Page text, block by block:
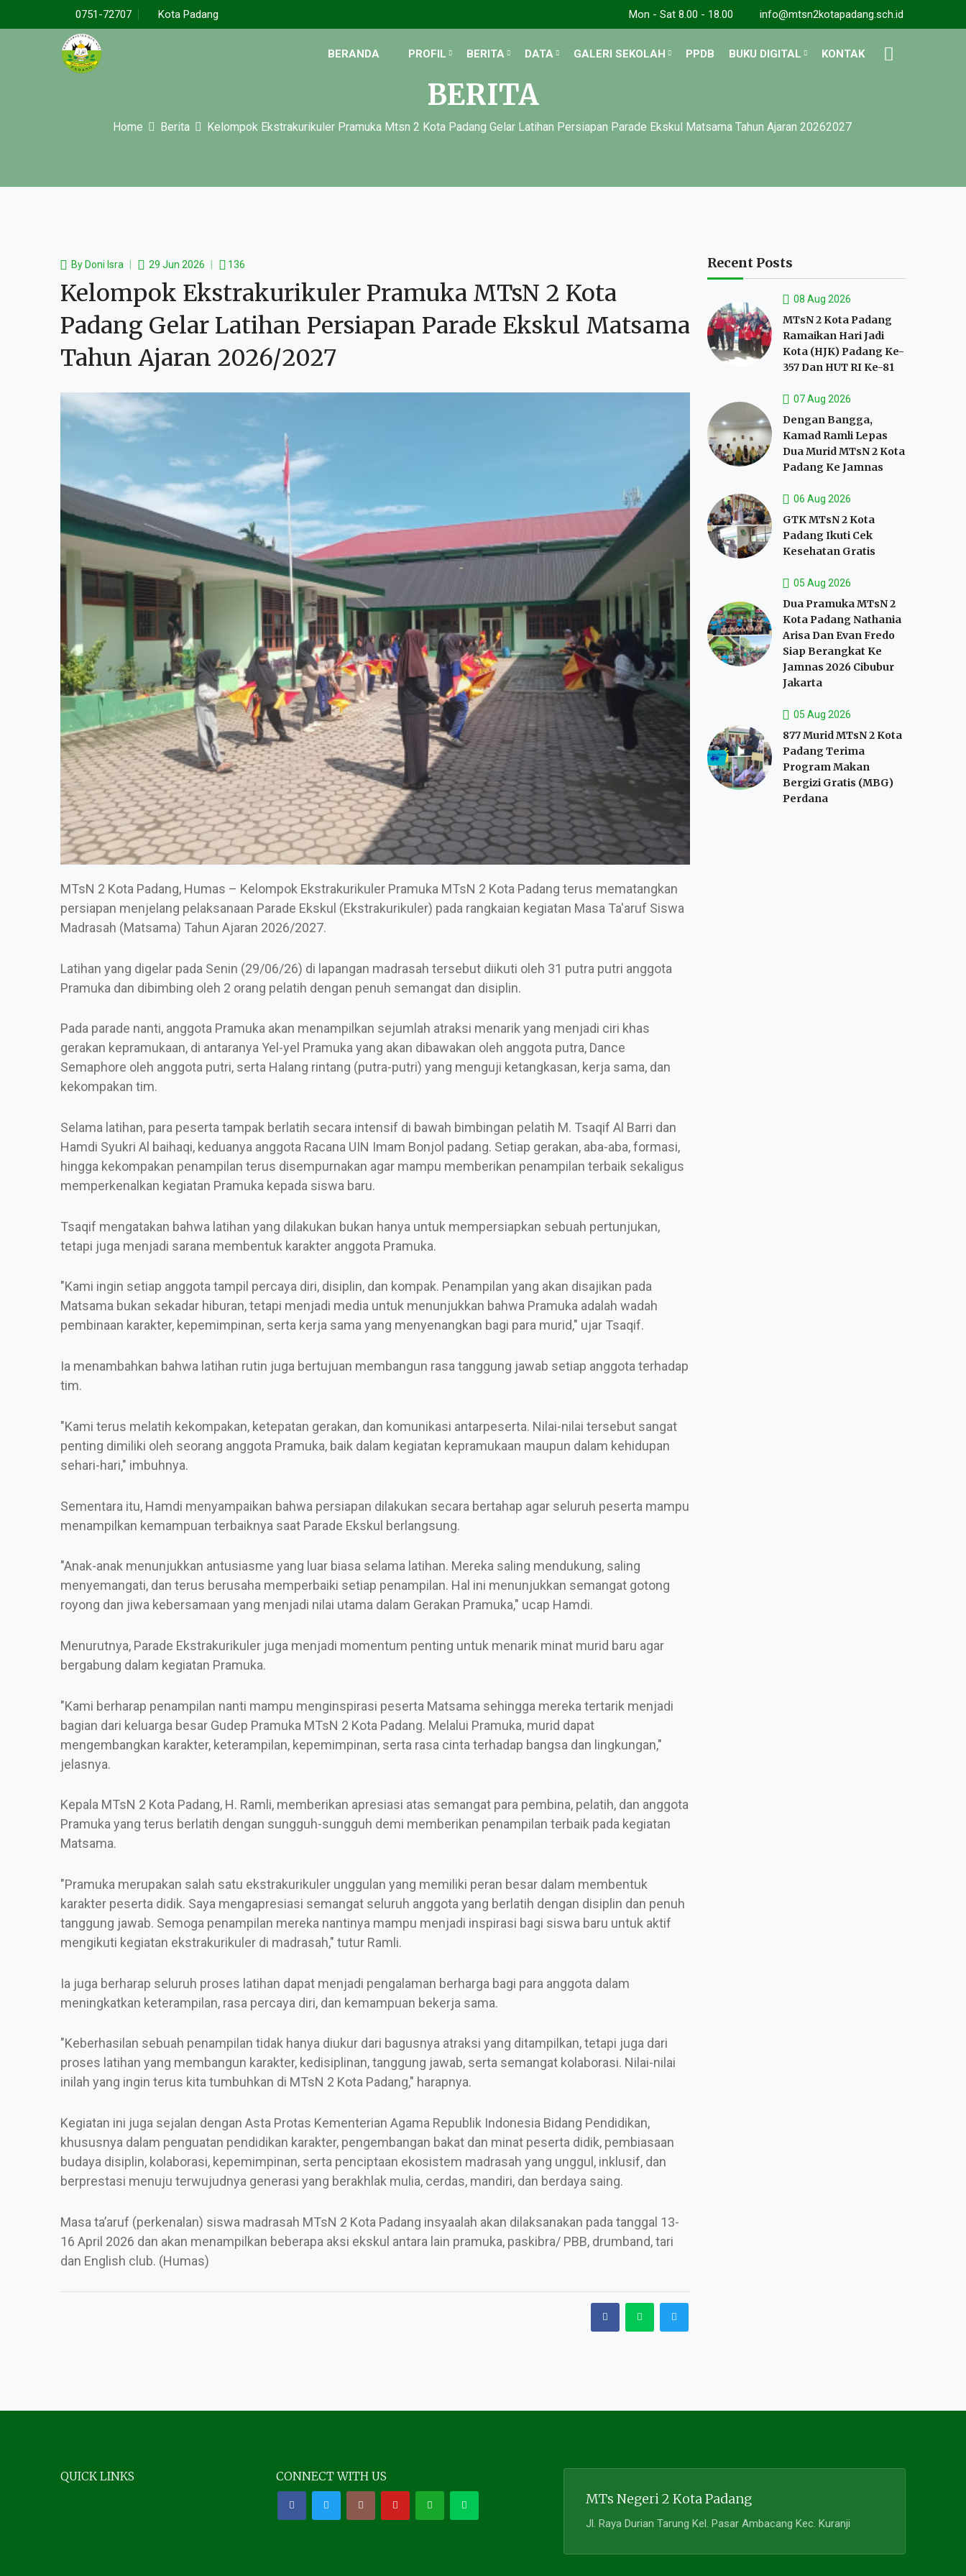
0751-72707 Kota Padang Mon - Sat 8.00 - 18.00 info@mtsn2kotapadang.sch.id
BERANDA PROFIL BERITA DATA GALERI SEKOLAH PPDB BUKU DIGITAL KONTAK
BERITA
Home Berita Kelompok Ekstrakurikuler Pramuka Mtsn 2 Kota Padang Gelar Latihan Persiapan Parade Ekskul Matsama Tahun Ajaran 20262027
By Doni Isra 29 Jun 2026 136
Kelompok Ekstrakurikuler Pramuka MTsN 2 Kota
Padang Gelar Latihan Persiapan Parade Ekskul Matsama
Tahun Ajaran 2026/2027
MTsN 2 Kota Padang, Humas – Kelompok Ekstrakurikuler Pramuka MTsN 2 Kota Padang terus mematangkan
persiapan menjelang pelaksanaan Parade Ekskul (Ekstrakurikuler) pada rangkaian kegiatan Masa Ta'aruf Siswa
Madrasah (Matsama) Tahun Ajaran 2026/2027.
Latihan yang digelar pada Senin (29/06/26) di lapangan madrasah tersebut diikuti oleh 31 putra putri anggota
Pramuka dan dibimbing oleh 2 orang pelatih dengan penuh semangat dan disiplin.
Pada parade nanti, anggota Pramuka akan menampilkan sejumlah atraksi menarik yang menjadi ciri khas
gerakan kepramukaan, di antaranya Yel-yel Pramuka yang akan dibawakan oleh anggota putra, Dance
Semaphore oleh anggota putri, serta Halang rintang (putra-putri) yang menguji ketangkasan, kerja sama, dan
kekompakan tim.
Selama latihan, para peserta tampak berlatih secara intensif di bawah bimbingan pelatih M. Tsaqif Al Barri dan
Hamdi Syukri Al baihaqi, keduanya anggota Racana UIN Imam Bonjol padang. Setiap gerakan, aba-aba, formasi,
hingga kekompakan penampilan terus disempurnakan agar mampu memberikan penampilan terbaik sekaligus
memperkenalkan kegiatan Pramuka kepada siswa baru.
Tsaqif mengatakan bahwa latihan yang dilakukan bukan hanya untuk mempersiapkan sebuah pertunjukan,
tetapi juga menjadi sarana membentuk karakter anggota Pramuka.
"Kami ingin setiap anggota tampil percaya diri, disiplin, dan kompak. Penampilan yang akan disajikan pada
Matsama bukan sekadar hiburan, tetapi menjadi media untuk menunjukkan bahwa Pramuka adalah wadah
pembinaan karakter, kepemimpinan, serta kerja sama yang menyenangkan bagi para murid," ujar Tsaqif.
Ia menambahkan bahwa latihan rutin juga bertujuan membangun rasa tanggung jawab setiap anggota terhadap
tim.
"Kami terus melatih kekompakan, ketepatan gerakan, dan komunikasi antarpeserta. Nilai-nilai tersebut sangat
penting dimiliki oleh seorang anggota Pramuka, baik dalam kegiatan kepramukaan maupun dalam kehidupan
sehari-hari," imbuhnya.
Sementara itu, Hamdi menyampaikan bahwa persiapan dilakukan secara bertahap agar seluruh peserta mampu
menampilkan kemampuan terbaiknya saat Parade Ekskul berlangsung.
"Anak-anak menunjukkan antusiasme yang luar biasa selama latihan. Mereka saling mendukung, saling
menyemangati, dan terus berusaha memperbaiki setiap penampilan. Hal ini menunjukkan semangat gotong
royong dan jiwa kebersamaan yang menjadi nilai utama dalam Gerakan Pramuka," ucap Hamdi.
Menurutnya, Parade Ekstrakurikuler juga menjadi momentum penting untuk menarik minat murid baru agar
bergabung dalam kegiatan Pramuka.
"Kami berharap penampilan nanti mampu menginspirasi peserta Matsama sehingga mereka tertarik menjadi
bagian dari keluarga besar Gudep Pramuka MTsN 2 Kota Padang. Melalui Pramuka, murid dapat
mengembangkan karakter, keterampilan, kepemimpinan, serta rasa cinta terhadap bangsa dan lingkungan,"
jelasnya.
Kepala MTsN 2 Kota Padang, H. Ramli, memberikan apresiasi atas semangat para pembina, pelatih, dan anggota
Pramuka yang terus berlatih dengan sungguh-sungguh demi memberikan penampilan terbaik pada kegiatan
Matsama.
"Pramuka merupakan salah satu ekstrakurikuler unggulan yang memiliki peran besar dalam membentuk
karakter peserta didik. Saya mengapresiasi semangat seluruh anggota yang berlatih dengan disiplin dan penuh
tanggung jawab. Semoga penampilan mereka nantinya mampu menjadi inspirasi bagi siswa baru untuk aktif
mengikuti kegiatan ekstrakurikuler di madrasah," tutur Ramli.
Ia juga berharap seluruh proses latihan dapat menjadi pengalaman berharga bagi para anggota dalam
meningkatkan keterampilan, rasa percaya diri, dan kemampuan bekerja sama.
"Keberhasilan sebuah penampilan tidak hanya diukur dari bagusnya atraksi yang ditampilkan, tetapi juga dari
proses latihan yang membangun karakter, kedisiplinan, tanggung jawab, serta semangat kolaborasi. Nilai-nilai
inilah yang ingin terus kita tumbuhkan di MTsN 2 Kota Padang," harapnya.
Kegiatan ini juga sejalan dengan Asta Protas Kementerian Agama Republik Indonesia Bidang Pendidikan,
khususnya dalam penguatan pendidikan karakter, pengembangan bakat dan minat peserta didik, pembiasaan
budaya disiplin, kolaborasi, kepemimpinan, serta penciptaan ekosistem madrasah yang unggul, inklusif, dan
berprestasi menuju terwujudnya generasi yang berakhlak mulia, cerdas, mandiri, dan berdaya saing.
Masa ta’aruf (perkenalan) siswa madrasah MTsN 2 Kota Padang insyaalah akan dilaksanakan pada tanggal 13-
16 April 2026 dan akan menampilkan beberapa aksi ekskul antara lain pramuka, paskibra/ PBB, drumband, tari
dan English club. (Humas)
Recent Posts
08 Aug 2026
MTsN 2 Kota Padang
Ramaikan Hari Jadi
Kota (HJK) Padang Ke-
357 Dan HUT RI Ke-81
07 Aug 2026
Dengan Bangga,
Kamad Ramli Lepas
Dua Murid MTsN 2 Kota
Padang Ke Jamnas
06 Aug 2026
GTK MTsN 2 Kota
Padang Ikuti Cek
Kesehatan Gratis
05 Aug 2026
Dua Pramuka MTsN 2
Kota Padang Nathania
Arisa Dan Evan Fredo
Siap Berangkat Ke
Jamnas 2026 Cibubur
Jakarta
05 Aug 2026
877 Murid MTsN 2 Kota
Padang Terima
Program Makan
Bergizi Gratis (MBG)
Perdana
QUICK LINKS CONNECT WITH US
MTs Negeri 2 Kota Padang
Jl. Raya Durian Tarung Kel. Pasar Ambacang Kec. Kuranji